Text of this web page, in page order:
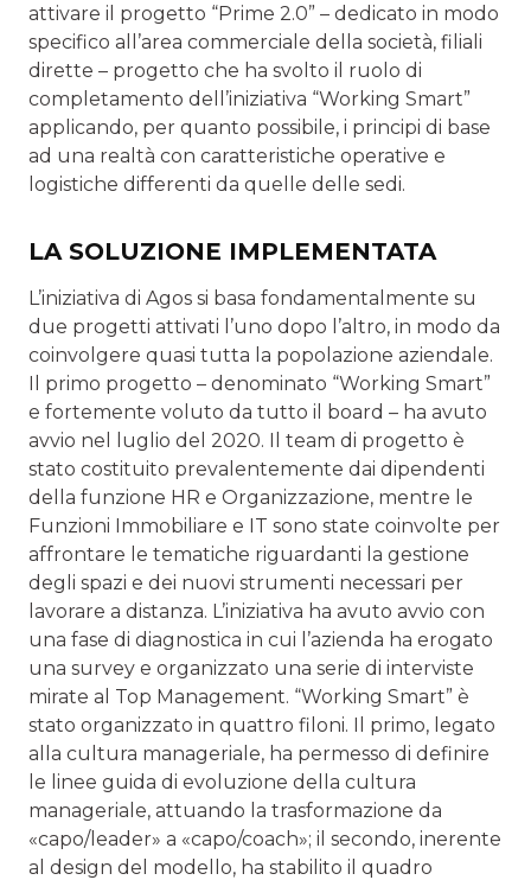
attivare il progetto “Prime 2.0” – dedicato in modo
specifico all’area commerciale della società, filiali
dirette – progetto che ha svolto il ruolo di
completamento dell’iniziativa “Working Smart”
applicando, per quanto possibile, i principi di base
ad una realtà con caratteristiche operative e
logistiche differenti da quelle delle sedi.
LA SOLUZIONE IMPLEMENTATA
L’iniziativa di Agos si basa fondamentalmente su
due progetti attivati l’uno dopo l’altro, in modo da
coinvolgere quasi tutta la popolazione aziendale.
Il primo progetto – denominato “Working Smart”
e fortemente voluto da tutto il board – ha avuto
avvio nel luglio del 2020. Il team di progetto è
stato costituito prevalentemente dai dipendenti
della funzione HR e Organizzazione, mentre le
Funzioni Immobiliare e IT sono state coinvolte per
affrontare le tematiche riguardanti la gestione
degli spazi e dei nuovi strumenti necessari per
lavorare a distanza. L’iniziativa ha avuto avvio con
una fase di diagnostica in cui l’azienda ha erogato
una survey e organizzato una serie di interviste
mirate al Top Management. “Working Smart” è
stato organizzato in quattro filoni. Il primo, legato
alla cultura manageriale, ha permesso di definire
le linee guida di evoluzione della cultura
manageriale, attuando la trasformazione da
«capo/leader» a «capo/coach»; il secondo, inerente
al design del modello, ha stabilito il quadro